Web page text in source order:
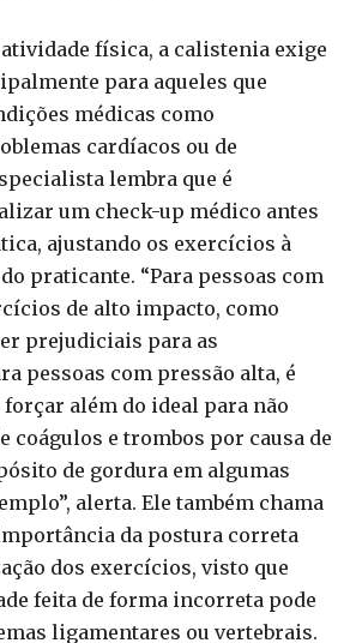
física, a calistenia exige
para aqueles que
médicas como
cardíacos ou de
lembra que é
um check-up médico antes
ajustando os exercícios à
praticante. “Para pessoas com
de alto impacto, como
prejudiciais para as
pessoas com pressão alta, é
além do ideal para não
coágulos e trombos por causa de
de gordura em algumas
alerta. Ele também chama
da postura correta
dos exercícios, visto que
feita de forma incorreta pode
ligamentares ou vertebrais.